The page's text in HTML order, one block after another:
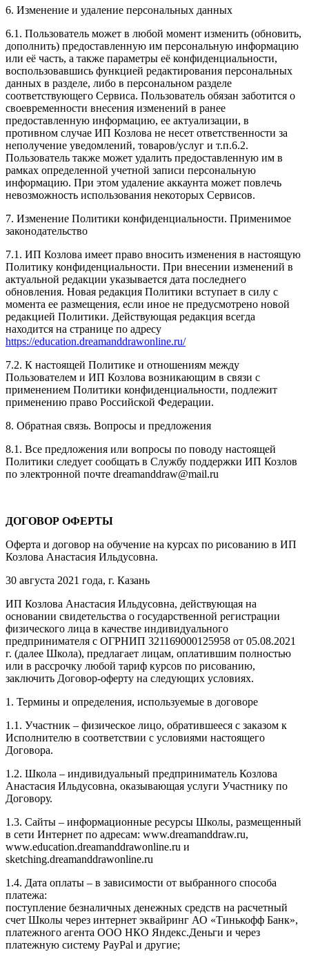
6. Изменение и удаление персональных данных
6.1. Пользователь может в любой момент изменить (обновить,
дополнить) предоставленную им персональную информацию
или её часть, а также параметры её конфиденциальности,
воспользовавшись функцией редактирования персональных
данных в разделе, либо в персональном разделе
соответствующего Сервиса. Пользователь обязан заботится о
своевременности внесения изменений в ранее
предоставленную информацию, ее актуализации, в
противном случае ИП Козлова не несет ответственности за
неполучение уведомлений, товаров/услуг и т.п.6.2.
Пользователь также может удалить предоставленную им в
рамках определенной учетной записи персональную
информацию. При этом удаление аккаунта может повлечь
невозможность использования некоторых Сервисов.
7. Изменение Политики конфиденциальности. Применимое
законодательство
7.1. ИП Козлова имеет право вносить изменения в настоящую
Политику конфиденциальности. При внесении изменений в
актуальной редакции указывается дата последнего
обновления. Новая редакция Политики вступает в силу с
момента ее размещения, если иное не предусмотрено новой
редакцией Политики. Действующая редакция всегда
находится на странице по адресу
https://education.dreamanddrawonline.ru/
7.2. К настоящей Политике и отношениям между
Пользователем и ИП Козлова возникающим в связи с
применением Политики конфиденциальности, подлежит
применению право Российской Федерации.
8. Обратная связь. Вопросы и предложения
8.1. Все предложения или вопросы по поводу настоящей
Политики следует сообщать в Службу поддержки ИП Козлов
по электронной почте dreamanddraw@mail.ru
ДОГОВОР ОФЕРТЫ
Оферта и договор на обучение на курсах по рисованию в ИП
Козлова Анастасия Ильдусовна.
30 августа 2021 года, г. Казань
ИП Козлова Анастасия Ильдусовна, действующая на
основании свидетельства о государственной регистрации
физического лица в качестве индивидуального
предпринимателя с ОГРНИП 321169000125958 от 05.08.2021
г. (далее Школа), предлагает лицам, оплатившим полностью
или в рассрочку любой тариф курсов по рисованию,
заключить Договор-оферту на следующих условиях.
1. Термины и определения, используемые в договоре
1.1. Участник – физическое лицо, обратившееся с заказом к
Исполнителю в соответствии с условиями настоящего
Договора.
1.2. Школа – индивидуальный предприниматель Козлова
Анастасия Ильдусовна, оказывающая услуги Участнику по
Договору.
1.3. Сайты – информационные ресурсы Школы, размещенный
в сети Интернет по адресам: www.dreamanddraw.ru,
www.education.dreamanddrawonline.ru и
sketching.dreamanddrawonline.ru
1.4. Дата оплаты – в зависимости от выбранного способа
платежа:
поступление безналичных денежных средств на расчетный
счет Школы через интернет эквайринг АО «Тинькофф Банк»,
платежного агента ООО НКО Яндекс.Деньги и через
платежную систему PayPal и другие;